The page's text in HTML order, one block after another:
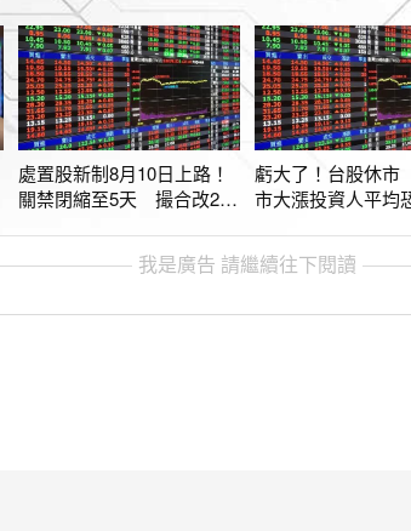
處置股新制8月10日上路！
關禁閉縮至5天 撮合改2分
虧大了！台股休
市大漲投資人平均
我是廣告 請繼續往下閱讀